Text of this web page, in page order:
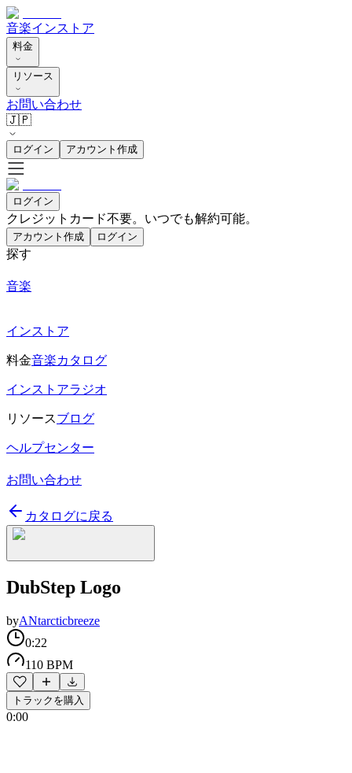
音楽インストア
料金
リソース
お問い合わせ
🇯🇵
ログイン アカウント作成
ログイン
クレジットカード不要。いつでも解約可能。
アカウント作成 ログイン
探す
音楽
インストア
料金音楽カタログ
インストアラジオ
リソースブログ
ヘルプセンター
お問い合わせ
カタログに戻る
DubStep Logo
byANtarcticbreeze
0:22
110 BPM
トラックを購入
0:00